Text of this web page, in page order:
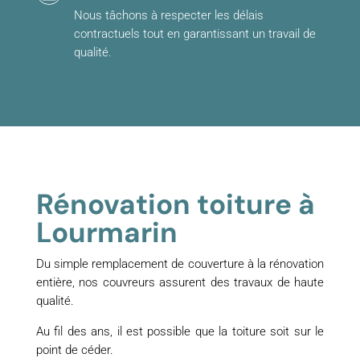
Nous tâchons à respecter les délais
contractuels tout en garantissant un travail de
qualité.
Rénovation toiture à
Lourmarin
Du simple remplacement de couverture à la rénovation
entière, nos couvreurs assurent des travaux de haute
qualité.
Au fil des ans, il est possible que la toiture soit sur le
point de céder.